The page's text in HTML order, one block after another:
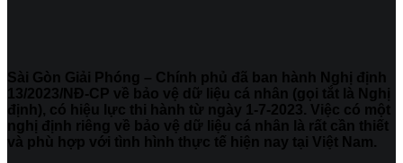
Sài Gòn Giải Phóng – Chính phủ đã ban hành Nghị định
13/2023/NĐ-CP về bảo vệ dữ liệu cá nhân (gọi tắt là Nghị
định), có hiệu lực thi hành từ ngày 1-7-2023. Việc có một
nghị định riêng về bảo vệ dữ liệu cá nhân là rất cần thiết
và phù hợp với tình hình thực tế hiện nay tại Việt Nam.